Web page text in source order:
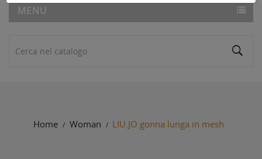
MENU
Home Woman LIU.JO gonna lunga in mesh